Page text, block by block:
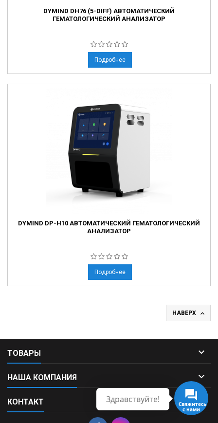
DYMIND DH76 (5-DIFF) АВТОМАТИЧЕСКИЙ
ГЕМАТОЛОГИЧЕСКИЙ АНАЛИЗАТОР
Подробнее
DYMIND DP-H10 АВТОМАТИЧЕСКИЙ ГЕМАТОЛОГИЧЕСКИЙ
АНАЛИЗАТОР
Подробнее
НАВЕРХ 
ТОВАРЫ 
НАША КОМПАНИЯ 
КОНТАКТ 
Свяжитесь
с нами
Здравствуйте!